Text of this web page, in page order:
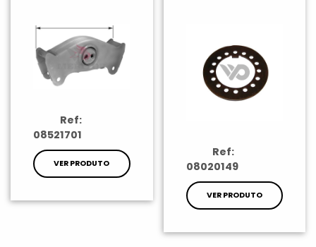
Ref:
08521701
VER PRODUTO
Ref:
08020149
VER PRODUTO